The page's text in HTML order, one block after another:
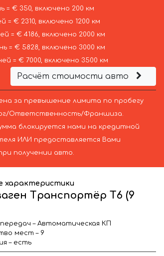
= € 350, включено 200 км
= € 2310, включено 1200 км
= € 4186, включено 2000 км
= € 5828, включено 3000 км
= € 7000, включено 3500 км
Расчёт стоимости авто
за превышение лимита по пробегу
Ответственность/Франшиза.
блокируется нами на кредитной
ИЛИ предоставляется Вами
получении авто.
характеристики
Транспортёр T6 (9
– Автоматическая КП
мест – 9
– есть